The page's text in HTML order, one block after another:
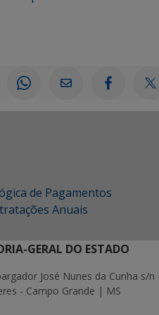
de Pagamentos
Anuais
GERAL DO ESTADO
José Nunes da Cunha s/n
- Campo Grande | MS